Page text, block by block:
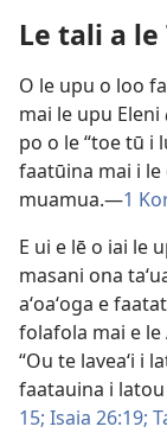
Le tali a le
O le upu o loo
mai le upu Eleni
po o le “toe tū i
faatūina mai i le
muamua.—1
E ui e lē o iai le
masani ona
aʻoaʻoga e
folafola mai e le
“Ou te laveaʻi i
faatauina i
15; Isaia 26:19;